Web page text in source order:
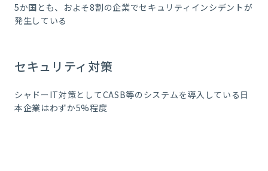
5か国とも、およそ8割の企業でセキュリティインシデントが
発生している
セキュリティ対策
シャドーIT対策としてCASB等のシステムを導入している日
本企業はわずか5%程度